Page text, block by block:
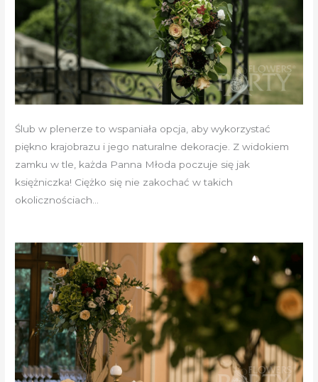
Ślub w plenerze to wspaniała opcja, aby wykorzystać
piękno krajobrazu i jego naturalne dekoracje. Z widokiem
zamku w tle, każda Panna Młoda poczuje się jak
księżniczka! Ciężko się nie zakochać w takich
okolicznościach…